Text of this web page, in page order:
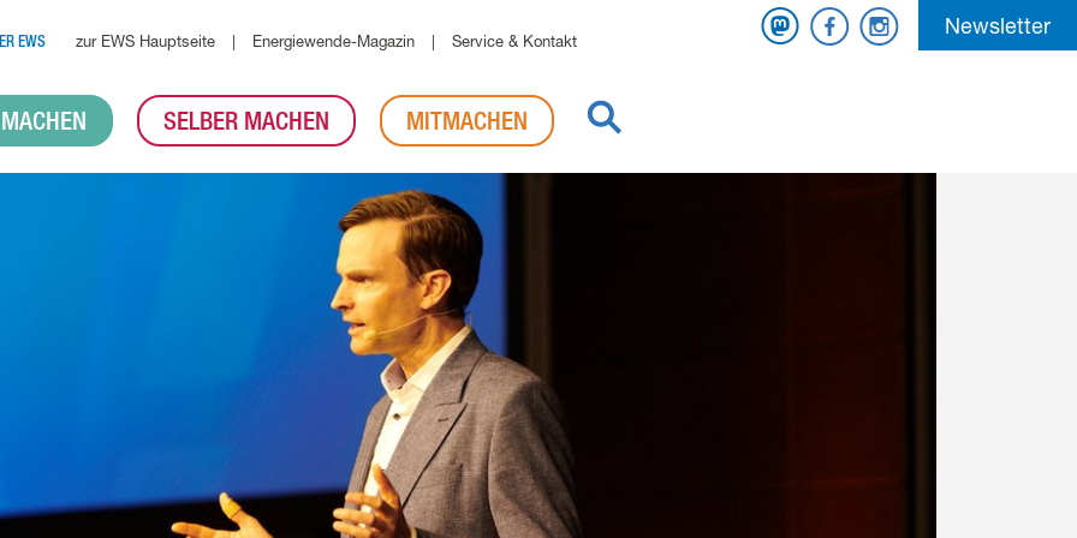
EWS zur EWS Hauptseite Energiewende-Magazin Service & Kontakt
MastodonFacebookInstagramNewsletter
SELBER MACHEN MITMACHEN Suche